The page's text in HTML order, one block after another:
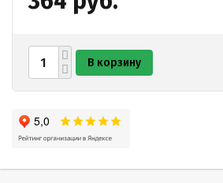
В корзину